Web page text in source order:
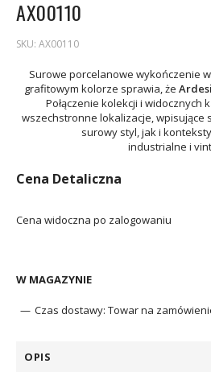
AX00110
SKU: AX00110
Surowe porcelanowe wykończenie
grafitowym kolorze sprawia, że ​​
Połączenie kolekcji i widocznych
wszechstronne lokalizacje, wpisujące
surowy styl, jak i
industrialne i
Cena Detaliczna
Cena widoczna po zalogowaniu
W MAGAZYNIE
Czas dostawy: Towar na
OPIS